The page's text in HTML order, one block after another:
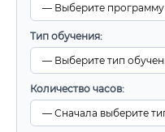
Тип обучения:
Количество часов: